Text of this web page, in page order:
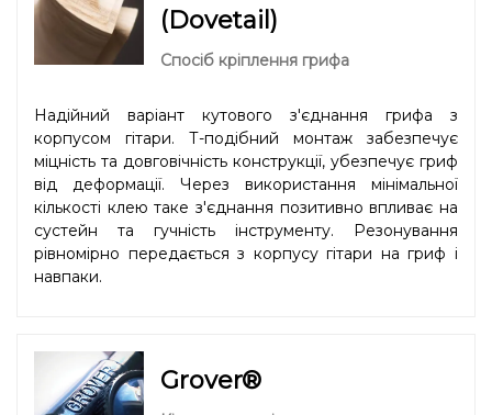
(Dovetail)
Спосіб кріплення грифа
Надійний варіант кутового з'єднання грифа з
корпусом гітари. Т-подібний монтаж забезпечує
міцність та довговічність конструкції, убезпечує гриф
від деформації. Через використання мінімальної
кількості клею таке з'єднання позитивно впливає на
сустейн та гучність інструменту. Резонування
рівномірно передається з корпусу гітари на гриф і
навпаки.
Grover®